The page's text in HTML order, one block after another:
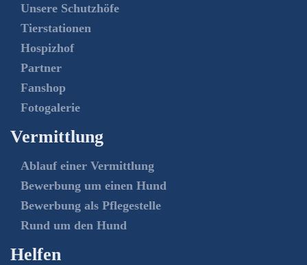
Unsere Schutzhöfe
Tierstationen
Hospizhof
Partner
Fanshop
Fotogalerie
Vermittlung
Ablauf einer Vermittlung
Bewerbung um einen Hund
Bewerbung als Pflegestelle
Rund um den Hund
Helfen